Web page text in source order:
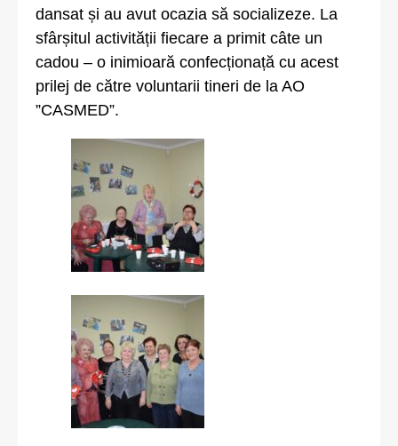
dansat și au avut ocazia să socializeze. La
sfârșitul activității fiecare a primit câte un
cadou – o inimioară confecționață cu acest
prilej de către voluntarii tineri de la AO
”CASMED”.